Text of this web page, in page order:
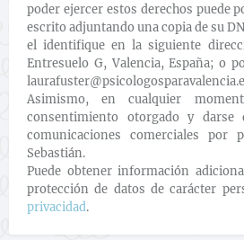
poder ejercer estos derechos puede
escrito adjuntando una copia de su
el identifique en la siguiente
Entresuelo G, Valencia, España; o
Asimismo, en cualquier
consentimiento otorgado y
comunicaciones comerciales por
Sebastián.
Puede obtener información
protección de datos de carácter
privacidad.